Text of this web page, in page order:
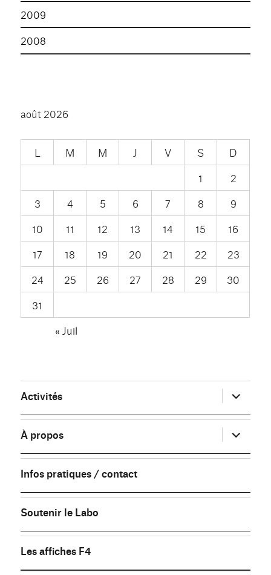
2009
2008
août 2026
L M M J V S
D
1
2
3
4 5 6 7 8
9
10
11 12 13 14 15
16
17
18 19 20 21 22
23
24
25 26 27 28 29
30
31
« Juil
Activités ouvrir
le
sous-
menu
À propos
ouvrir
le
sous-
menu
Infos pratiques / contact
Soutenir le Labo
Les affiches F4